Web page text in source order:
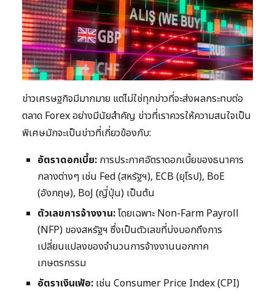
ข่าวเศรษฐกิจมีมากมาย แต่ไม่ใช่ทุกข่าวที่จะส่งผลกระทบต่อ
ตลาด Forex อย่างมีนัยสำคัญ ข่าวที่เราควรให้ความสนใจเป็น
พิเศษมักจะเป็นข่าวที่เกี่ยวข้องกับ:
อัตราดอกเบี้ย: การประกาศอัตราดอกเบี้ยของธนาคาร
กลางต่างๆ เช่น Fed (สหรัฐฯ), ECB (ยุโรป), BoE
(อังกฤษ), BoJ (ญี่ปุ่น) เป็นต้น
ตัวเลขการจ้างงาน:โดยเฉพาะ Non-Farm Payroll
(NFP) ของสหรัฐฯ ซึ่งเป็นตัวเลขที่บ่งบอกถึงการ
เปลี่ยนแปลงของจำนวนการจ้างงานนอกภาค
เกษตรกรรม
อัตราเงินเฟ้อ: เช่น Consumer Price Index (CPI)